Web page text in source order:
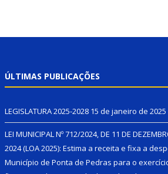
ÚLTIMAS PUBLICAÇÕES
LEGISLATURA 2025-2028 15 de janeiro de 2025
LEI MUNICIPAL Nº 712/2024, DE 11 DE
2024 (LOA 2025): Estima a receita e fixa a
Município de Ponta de Pedras para o